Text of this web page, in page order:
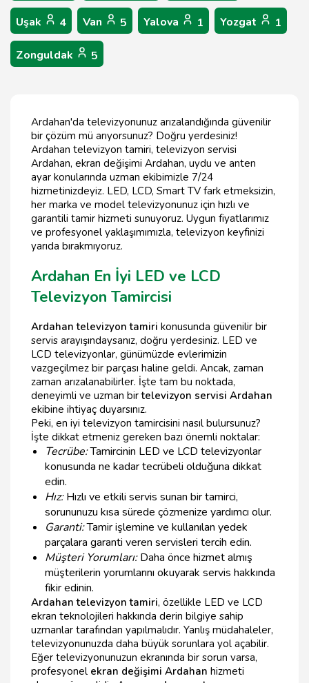
Uşak 4 Van 5 Yalova 1 Yozgat 1
Zonguldak 5
Ardahan'da televizyonunuz arızalandığında güvenilir
bir çözüm mü arıyorsunuz? Doğru yerdesiniz!
Ardahan televizyon tamiri, televizyon servisi
Ardahan, ekran değişimi Ardahan, uydu ve anten
ayar konularında uzman ekibimizle 7/24
hizmetinizdeyiz. LED, LCD, Smart TV fark etmeksizin,
her marka ve model televizyonunuz için hızlı ve
garantili tamir hizmeti sunuyoruz. Uygun fiyatlarımız
ve profesyonel yaklaşımımızla, televizyon keyfinizi
yarıda bırakmıyoruz.
Ardahan En İyi LED ve LCD
Televizyon Tamircisi
Ardahan televizyon tamiri konusunda güvenilir bir
servis arayışındaysanız, doğru yerdesiniz. LED ve
LCD televizyonlar, günümüzde evlerimizin
vazgeçilmez bir parçası haline geldi. Ancak, zaman
zaman arızalanabilirler. İşte tam bu noktada,
deneyimli ve uzman birtelevizyon servisi Ardahan
ekibine ihtiyaç duyarsınız.
Peki, en iyi televizyon tamircisini nasıl bulursunuz?
İşte dikkat etmeniz gereken bazı önemli noktalar:
Tecrübe:Tamircinin LED ve LCD televizyonlar
konusunda ne kadar tecrübeli olduğuna dikkat
edin.
Hız:Hızlı ve etkili servis sunan bir tamirci,
sorununuzu kısa sürede çözmenize yardımcı olur.
Garanti:Tamir işlemine ve kullanılan yedek
parçalara garanti veren servisleri tercih edin.
Müşteri Yorumları:Daha önce hizmet almış
müşterilerin yorumlarını okuyarak servis hakkında
fikir edinin.
Ardahan televizyon tamiri, özellikle LED ve LCD
ekran teknolojileri hakkında derin bilgiye sahip
uzmanlar tarafından yapılmalıdır. Yanlış müdahaleler,
televizyonunuzda daha büyük sorunlara yol açabilir.
Eğer televizyonunuzun ekranında bir sorun varsa,
profesyonel ekran değişimi Ardahan hizmeti